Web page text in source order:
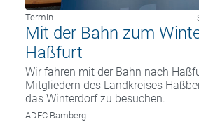
Termin
Mit der Bahn zum
Haßfurt
Wir fahren mit der Bahn nach
Mitgliedern des Landkreises
das Winterdorf zu besuchen.
ADFC Bamberg